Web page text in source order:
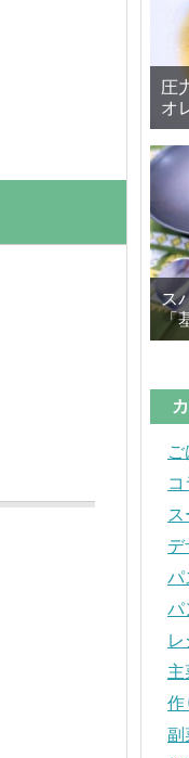
圧
オ
ス
「
コ
デ
パ
パ
主
作
副